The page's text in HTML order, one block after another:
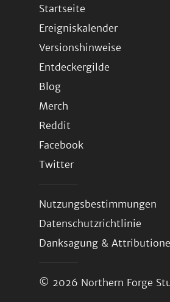
Startseite
Ereigniskalender
Versionshinweise
Entdeckergilde
Blog
Merch
Reddit
Facebook
Twitter
Nutzungsbestimmungen
Datenschutzrichtlinie
Danksagung &
© 2026 Northern Forge